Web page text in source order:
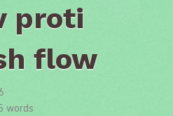
proti
flow
words